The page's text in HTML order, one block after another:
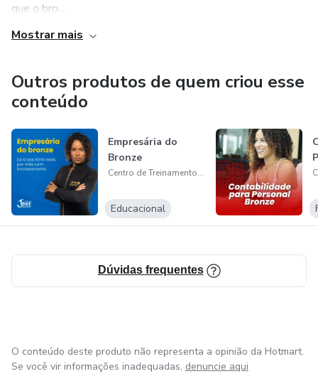
que o bro...
Mostrar mais
Outros produtos de quem criou esse
conteúdo
Empresária do
Bronze
Centro de Treinamento e Desenvolvimento
Educacional
Dúvidas frequentes
O conteúdo deste produto não representa a opinião da Hotmart.
Se você vir informações inadequadas, denuncie aqui